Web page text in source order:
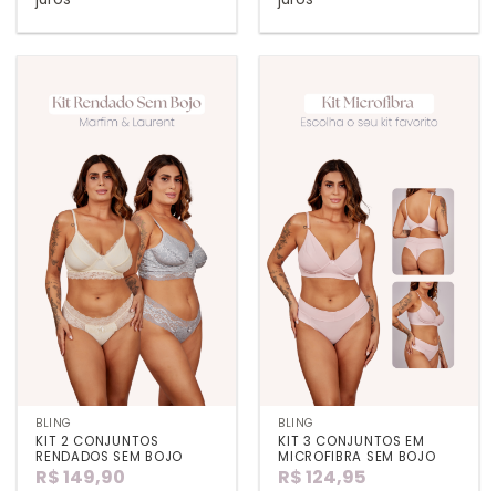
BLING
KIT 2 CONJUNTOS
RENDADOS SEM BOJO
R$149,90
BLING
KIT 3 CONJUNTOS EM
MICROFIBRA SEM BOJO
R$124,95